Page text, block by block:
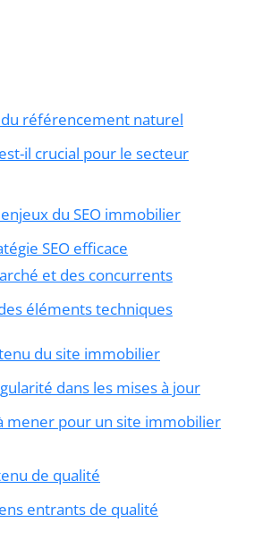
référencement naturel
il crucial pour le secteur
du SEO immobilier
SEO efficace
et des concurrents
éléments techniques
du site immobilier
dans les mises à jour
mener pour un site immobilier
de qualité
entrants de qualité